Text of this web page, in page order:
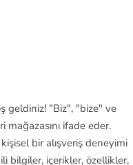
geldiniz! "Biz", "bize" ve
ifade eder.
bir alışveriş deneyimi
bilgiler, içerikler, özellikler,